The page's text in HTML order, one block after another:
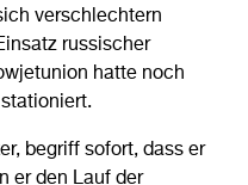
verschlechtern
russischer
hatte noch
begriff sofort, dass er
er den Lauf der